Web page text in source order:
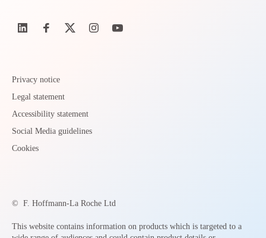
Privacy notice
Legal statement
Accessibility statement
Social Media guidelines
Cookies
© F. Hoffmann-La Roche Ltd
This website contains information on products which is targeted to a